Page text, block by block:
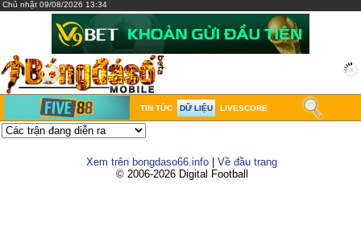
Chủ nhật 09/08/2026 13:34
TIN TỨC DỮ LIỆU LIVESCORE
Xem trên bongdaso66.info
Về đầu trang
© 2006-2026 Digital Football